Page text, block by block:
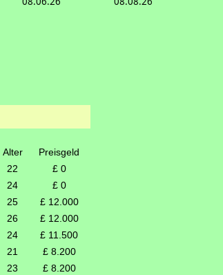
Alter
Preisgeld
22
£ 0
24
£ 0
25
£ 12.000
26
£ 12.000
24
£ 11.500
21
£ 8.200
23
£ 8.200